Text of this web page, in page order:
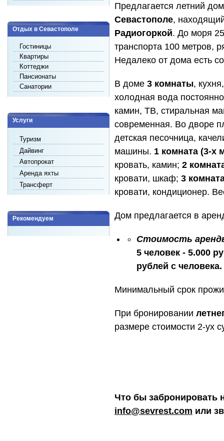
Предлагается летний
Севастополе,
Радиогоркой. До моря
транспорта 100 метров,
Недалеко от дома есть
В доме 3 комнаты,
холодная вода
камин, ТВ, стиральная
современная. Во дворе
детская песочница,
машины. 1 комната (3-х
кровать, камин; 2
кровати, шкаф; 3
кровати, кондиционер.
Дом предлагается в
Стоимость
5 человек - 5.000
рублей с человека.
Минимальный срок
При бронировании
размере стоимости 2-ух
Что бы забронировать
info@sevrest.com или
Отдых в Севастополе
Гостиницы
Квартиры
Коттеджи
Пансионаты
Санатории
Услуги
Туризм
Дайвинг
Автопрокат
Аренда яхты
Трансферт
Рекомендуем